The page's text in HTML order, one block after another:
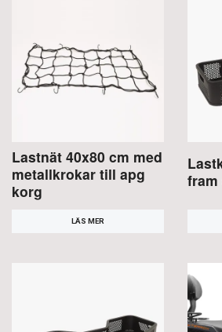
Lastnät 40x80 cm med
metallkrokar till apg
korg
LÄS MER
fram